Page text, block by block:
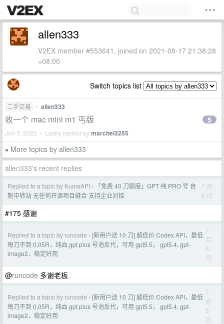
allen333
V2EX member #553641, joined on 2021-08-17 21:38:28
+08:00
Switch topics list
二手交易 • allen333
收一个 mac mini m1 丐版
Jun 5, 2022 • Lastly replied bymarchel3255
5
» More topics by allen333
allen333's recent replies
Replied to a topic by KumaAPI ›
「免费 40 刀额度」GPT 纯 PRO 号 自
制中转站 无任何开源项目缝合 支持企业对接
7 月
6 日
#175 感谢
Replied to a topic by runcode › [新用户送 10 刀] 超低价 Codex API，最低
每刀不到 0.05R，纯血 gpt plus 号池反代，可用 gpt5.5， gpt5.4, gpt-
image2，稳定好用
7
月
5
日
@runcode 多谢老板
Replied to a topic by runcode › [新用户送 10 刀] 超低价 Codex API，最低
每刀不到 0.05R，纯血 gpt plus 号池反代，可用 gpt5.5， gpt5.4, gpt-
image2，稳定好用
7
月
5
日